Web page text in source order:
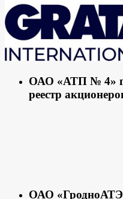
ОАО «АТП № 4»
реестр
ОАО